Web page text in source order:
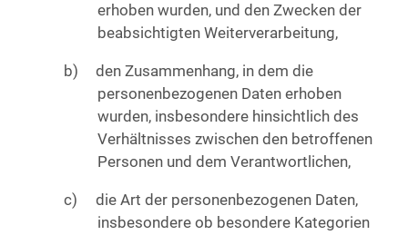
erhoben wurden, und den Zwecken der
beabsichtigten Weiterverarbeitung,
den Zusammenhang, in dem die
personenbezogenen Daten erhoben
wurden, insbesondere hinsichtlich des
Verhältnisses zwischen den betroffenen
Personen und dem Verantwortlichen,
die Art der personenbezogenen Daten,
insbesondere ob besondere Kategorien